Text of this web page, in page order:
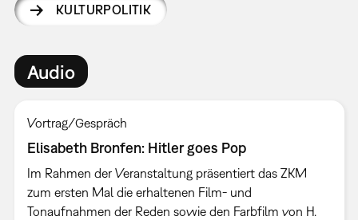
KULTURPOLITIK
Audio
Vortrag/Gespräch
Elisabeth Bronfen: Hitler goes Pop
Im Rahmen der Veranstaltung präsentiert das ZKM
zum ersten Mal die erhaltenen Film- und
Tonaufnahmen der Reden sowie den Farbfilm von H.